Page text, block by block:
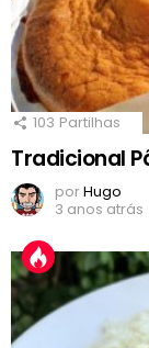
103 Partilhas
Tradicional
porHugo
3 anos atrás